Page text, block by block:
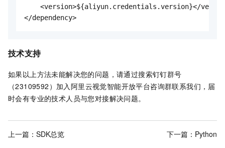
<version>${aliyun.credentials.version}</
</dependency>
技术支持
如果以上方法未能解决您的问题，请通过搜索钉钉群号
（23109592）加入阿里云视觉智能开放平台咨询群联系我们，届
时会有专业的技术人员与您对接解决问题。
上一篇： SDK总览 下一篇： Python